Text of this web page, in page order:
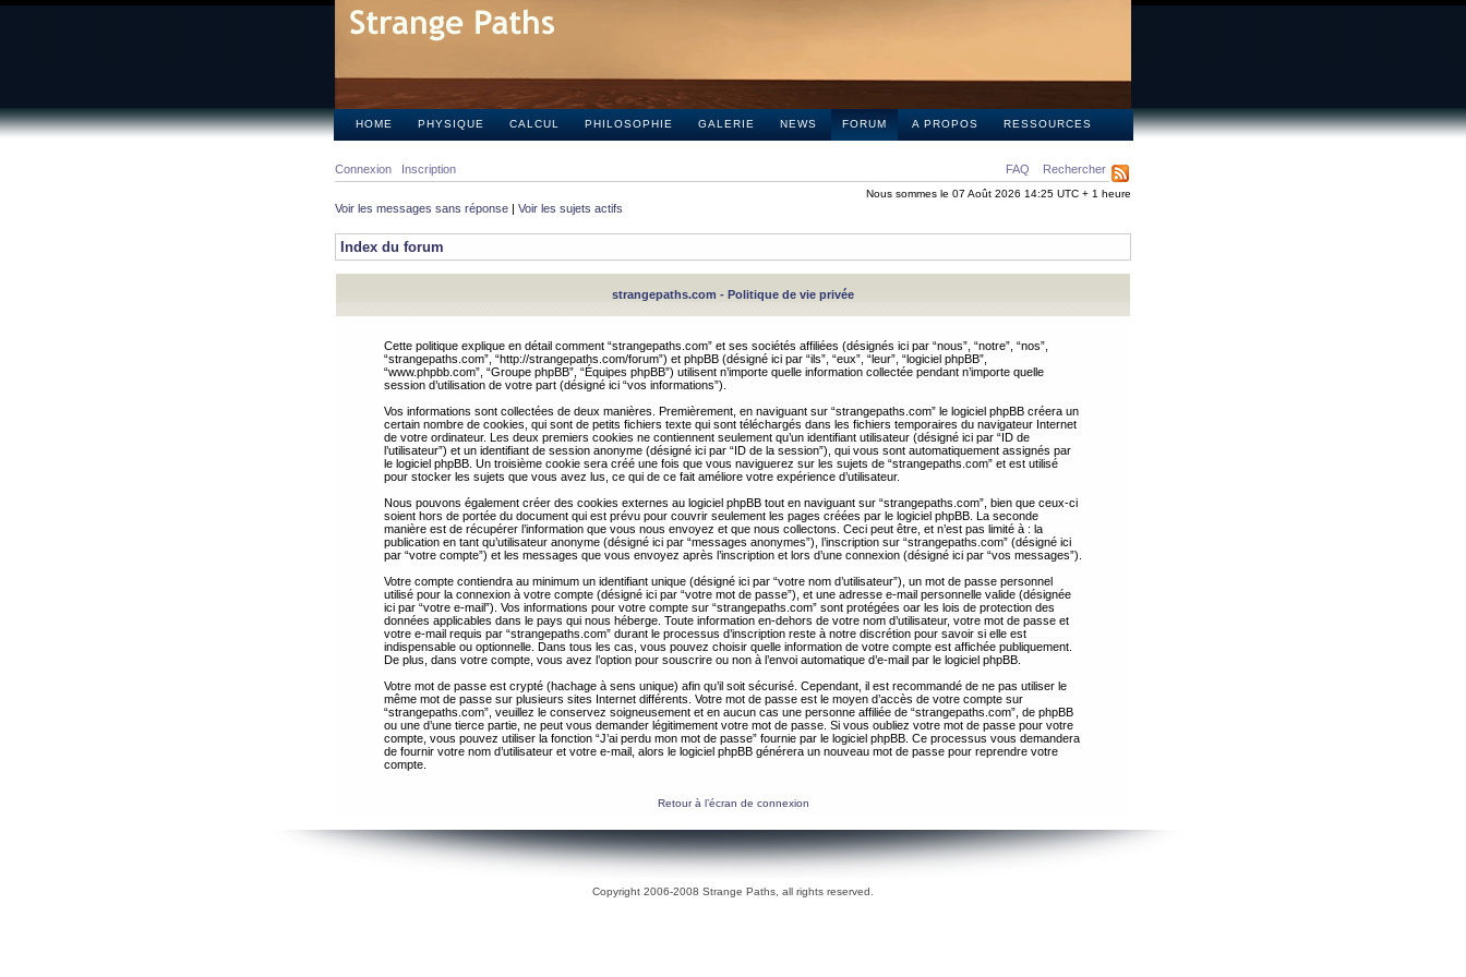
HOME PHYSIQUE CALCUL PHILOSOPHIE GALERIE NEWS FORUM A PROPOS RESSOURCES
FAQ Rechercher
Connexion Inscription
Nous sommes le 07 Août 2026 14:25 UTC + 1 heure
Voir les messages sans réponse | Voir les sujets actifs
Index du forum
strangepaths.com - Politique de vie privée
Cette politique explique en détail comment “strangepaths.com” et ses sociétés affiliées (désignés ici par “nous”, “notre”, “nos”,
“strangepaths.com”, “http://strangepaths.com/forum”) et phpBB (désigné ici par “ils”, “eux”, “leur”, “logiciel phpBB”,
“www.phpbb.com”, “Groupe phpBB”, “Équipes phpBB”) utilisent n’importe quelle information collectée pendant n’importe quelle
session d’utilisation de votre part (désigné ici “vos informations”).
Vos informations sont collectées de deux manières. Premièrement, en naviguant sur “strangepaths.com” le logiciel phpBB créera un
certain nombre de cookies, qui sont de petits fichiers texte qui sont téléchargés dans les fichiers temporaires du navigateur Internet
de votre ordinateur. Les deux premiers cookies ne contiennent seulement qu’un identifiant utilisateur (désigné ici par “ID de
l’utilisateur”) et un identifiant de session anonyme (désigné ici par “ID de la session”), qui vous sont automatiquement assignés par
le logiciel phpBB. Un troisième cookie sera créé une fois que vous naviguerez sur les sujets de “strangepaths.com” et est utilisé
pour stocker les sujets que vous avez lus, ce qui de ce fait améliore votre expérience d’utilisateur.
Nous pouvons également créer des cookies externes au logiciel phpBB tout en naviguant sur “strangepaths.com”, bien que ceux-ci
soient hors de portée du document qui est prévu pour couvrir seulement les pages créées par le logiciel phpBB. La seconde
manière est de récupérer l’information que vous nous envoyez et que nous collectons. Ceci peut être, et n’est pas limité à : la
publication en tant qu’utilisateur anonyme (désigné ici par “messages anonymes”), l’inscription sur “strangepaths.com” (désigné ici
par “votre compte”) et les messages que vous envoyez après l’inscription et lors d’une connexion (désigné ici par “vos messages”).
Votre compte contiendra au minimum un identifiant unique (désigné ici par “votre nom d’utilisateur”), un mot de passe personnel
utilisé pour la connexion à votre compte (désigné ici par “votre mot de passe”), et une adresse e-mail personnelle valide (désignée
ici par “votre e-mail”). Vos informations pour votre compte sur “strangepaths.com” sont protégées oar les lois de protection des
données applicables dans le pays qui nous héberge. Toute information en-dehors de votre nom d’utilisateur, votre mot de passe et
votre e-mail requis par “strangepaths.com” durant le processus d’inscription reste à notre discrétion pour savoir si elle est
indispensable ou optionnelle. Dans tous les cas, vous pouvez choisir quelle information de votre compte est affichée publiquement.
De plus, dans votre compte, vous avez l’option pour souscrire ou non à l’envoi automatique d’e-mail par le logiciel phpBB.
Votre mot de passe est crypté (hachage à sens unique) afin qu’il soit sécurisé. Cependant, il est recommandé de ne pas utiliser le
même mot de passe sur plusieurs sites Internet différents. Votre mot de passe est le moyen d’accès de votre compte sur
“strangepaths.com”, veuillez le conservez soigneusement et en aucun cas une personne affiliée de “strangepaths.com”, de phpBB
ou une d’une tierce partie, ne peut vous demander légitimement votre mot de passe. Si vous oubliez votre mot de passe pour votre
compte, vous pouvez utiliser la fonction “J’ai perdu mon mot de passe” fournie par le logiciel phpBB. Ce processus vous demandera
de fournir votre nom d’utilisateur et votre e-mail, alors le logiciel phpBB générera un nouveau mot de passe pour reprendre votre
compte.
Retour à l’écran de connexion
Copyright 2006-2008 Strange Paths, all rights reserved.